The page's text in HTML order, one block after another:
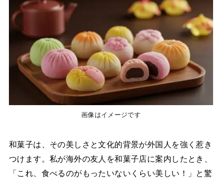
画像はイメージです
和菓子は、その美しさと文化的背景が外国人を強く惹き
つけます。私が海外の友人を和菓子店に案内したとき、
「これ、食べるのがもったいないくらい美しい！」と驚